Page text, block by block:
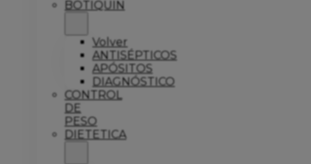
BOTIQUIN
Volver
ANTISÉPTICOS
APÓSITOS
DIAGNÓSTICO
CONTROL
DE
PESO
DIETETICA